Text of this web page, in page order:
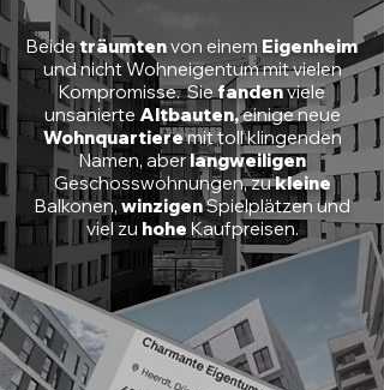
Beideträumtenvon einem Eigenheim
und nicht Wohneigentum mit vielen
Kompromisse.Siefandenviele
unsanierte Altbauten,einige neue
Wohnquartieremit toll klingenden
Namen, aberlangweiligen
Geschosswohnungen, zukleine
Balkonen, winzigenSpielplätzen und
viel zu hohe Kaufpreisen.